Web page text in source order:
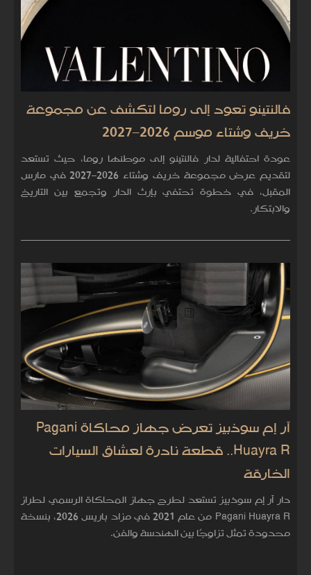
فالنتينو تعود إلى روما لتكشف عن مجموعة
خريف وشتاء موسم 2026–2027
عودة احتفالية لدار فالنتينو إلى موطنها روما، حيث تستعد
لتقديم عرض مجموعة خريف وشتاء 2026–2027 في مارس
المقبل، في خطوة تحتفي بإرث الدار وتجمع بين التاريخ
والابتكار.
آر إم سوذبيز تعرض جهاز محاكاة Pagani
Huayra R.. قطعة نادرة لعشاق السيارات
الخارقة
دار آر إم سوذبيز تستعد لطرح جهاز المحاكاة الرسمي لطراز
Pagani Huayra R من عام 2021 في مزاد باريس 2026، بنسخة
محدودة تمثل تزاوجًا بين الهندسة والفن.